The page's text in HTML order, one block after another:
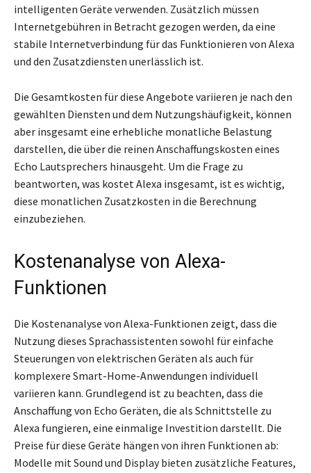
intelligenten Geräte verwenden. Zusätzlich müssen
Internetgebühren in Betracht gezogen werden, da eine
stabile Internetverbindung für das Funktionieren von Alexa
und den Zusatzdiensten unerlässlich ist.
Die Gesamtkosten für diese Angebote variieren je nach den
gewählten Diensten und dem Nutzungshäufigkeit, können
aber insgesamt eine erhebliche monatliche Belastung
darstellen, die über die reinen Anschaffungskosten eines
Echo Lautsprechers hinausgeht. Um die Frage zu
beantworten, was kostet Alexa insgesamt, ist es wichtig,
diese monatlichen Zusatzkosten in die Berechnung
einzubeziehen.
Kostenanalyse von Alexa-
Funktionen
Die Kostenanalyse von Alexa-Funktionen zeigt, dass die
Nutzung dieses Sprachassistenten sowohl für einfache
Steuerungen von elektrischen Geräten als auch für
komplexere Smart-Home-Anwendungen individuell
variieren kann. Grundlegend ist zu beachten, dass die
Anschaffung von Echo Geräten, die als Schnittstelle zu
Alexa fungieren, eine einmalige Investition darstellt. Die
Preise für diese Geräte hängen von ihren Funktionen ab:
Modelle mit Sound und Display bieten zusätzliche Features,